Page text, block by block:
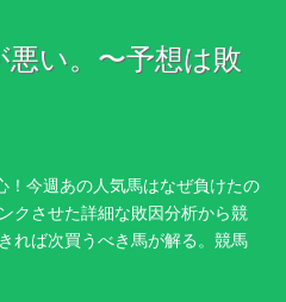
い。〜予想は敗
！今週あの人気馬はなぜ負けたの
クさせた詳細な敗因分析から競
れば次買うべき馬が解る。競馬